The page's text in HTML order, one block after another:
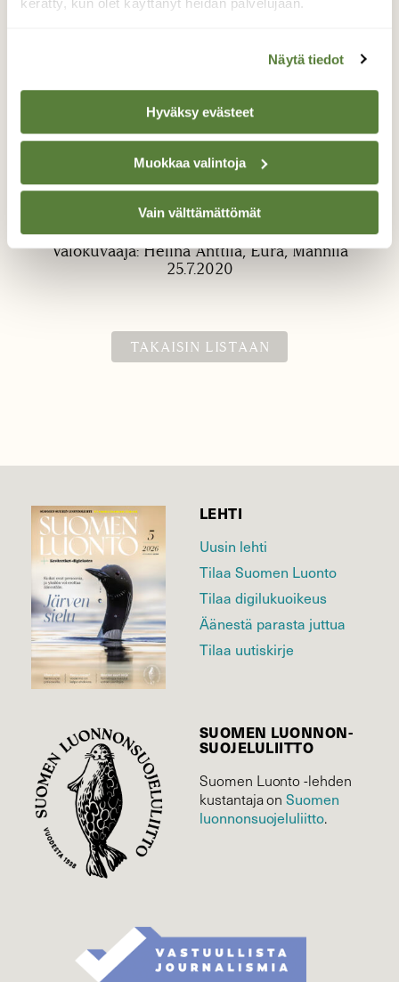
Näytä tiedot
Hyväksy evästeet
Muokkaa valintoja
Vain välttämättömät
Haavanlasisiipi
Haapametsikön reunalla, iltalenkillä
bongattu.
Valokuvaaja: Helinä Anttila, Eura, Mannila
25.7.2020
TAKAISIN LISTAAN
LEHTI
Uusin lehti
Tilaa Suomen Luonto
Tilaa digilukuoikeus
Äänestä parasta juttua
Tilaa uutiskirje
SUOMEN LUONNON­
SUOJELU­LIITTO
Suomen Luonto -lehden
kustantaja onSuomen
luonnonsuojelu­liitto.